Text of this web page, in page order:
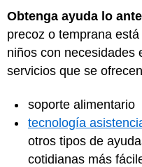
Obtenga ayuda lo
precoz o temprana
niños con necesidades
servicios que se
soporte alimentario
tecnología
otros tipos de
cotidianas más